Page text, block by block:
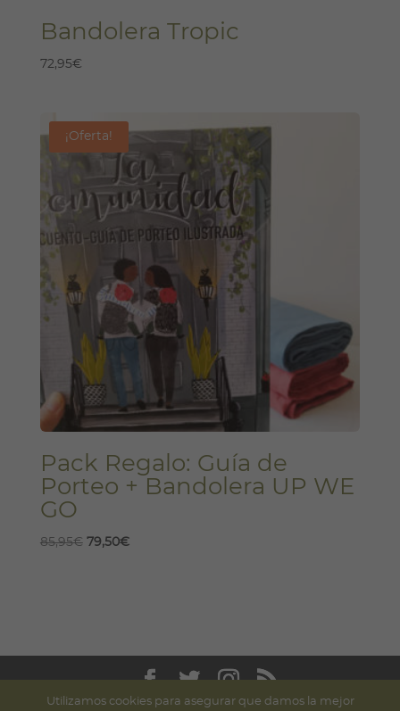
Bandolera Tropic
72,95€
¡Oferta!
Pack Regalo: Guía de
Porteo + Bandolera UP WE
GO
85,95€ El
79,50€El
Utilizamos cookies para asegurar que damos la mejor